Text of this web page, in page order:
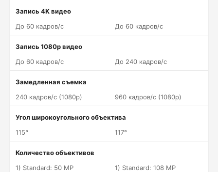
Запись 4K видео
До 60 кадров/c
До 60 кадров/c
Запись 1080p видео
До 60 кадров/c
До 240 кадров/c
Замедленная съемка
240 кадров/c (1080p)
960 кадров/c (1080p)
Угол широкоугольного объектива
115°
117°
Количество объективов
1) Standard: 50 MP
1) Standard: 108 MP